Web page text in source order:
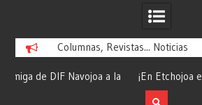
Columnas, Revistas... Noticias
¡En Etchojoa es Momento de Actuar por
la Salud de Nuestras Familias!… Desde: